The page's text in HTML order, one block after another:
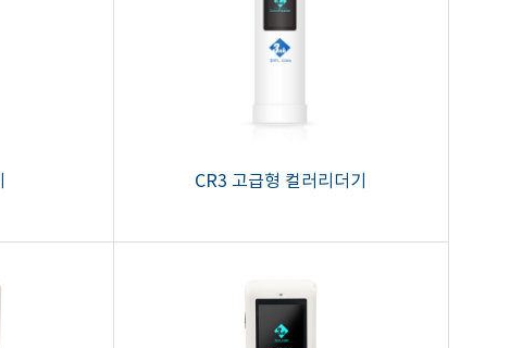
CR3 고급형 컬러리더기